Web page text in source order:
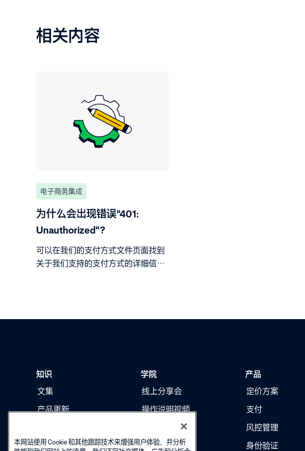
相关内容
电子商务集成
为什么会出现错误"401:
Unauthorized"？
可以在我们的支付方式文件页面找到
关于我们支持的支付方式的详细信
知识
文集
产品更新
学院
线上分享会
操作说明视频
产品
定价方案
支付
风控管理
身份验证
本网站使用 Cookie 和其他跟踪技术来增强用户体验，并分析